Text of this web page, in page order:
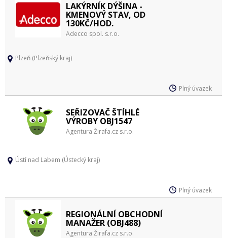
LAKÝRNÍK DÝŠINA -
KMENOVÝ STAV, OD
130KČ/HOD.
Adecco spol. s.r.o.
Plzeň (Plzeňský kraj)
Plný úvazek
SEŘIZOVAČ ŠTÍHLÉ
VÝROBY OBJ1547
Agentura Žirafa.cz s.r.o.
Ústí nad Labem (Ústecký kraj)
Plný úvazek
REGIONÁLNÍ OBCHODNÍ
MANAŽER (OBJ488)
Agentura Žirafa.cz s.r.o.